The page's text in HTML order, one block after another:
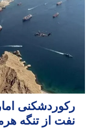
رکوردشکنی
نفت از تنگه